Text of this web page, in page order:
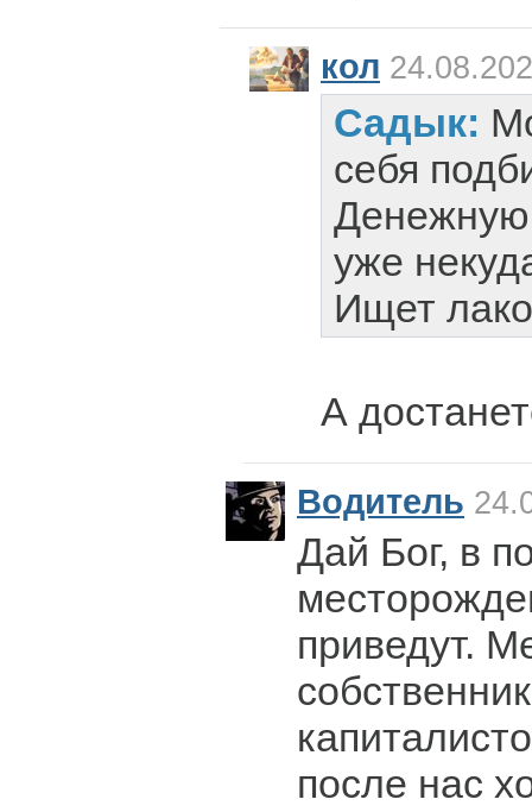
кол
Садык:
себя
Денежную
уже
Ищет
А
Водитель
Дай Бог, в
приведут.
после нас